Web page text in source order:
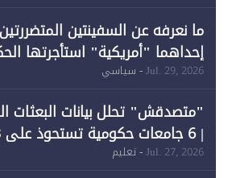
ما نعرفه عن السفينتين
إحداهما "أمريكية" استأجرتها
احتياجات الطاقة
Jul. 29, 2026- سياسي
"متصدقش" تحلل بيانات البعثات
Jul. 27, 2026- تعليم